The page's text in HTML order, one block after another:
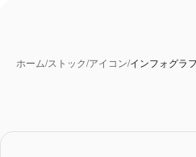
ホーム/ストック/アイコン/インフォグラ